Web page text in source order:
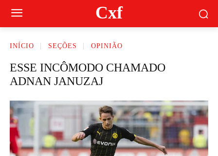
Cxf
INÍCIO SEÇÕES OPINIÃO
ESSE INCÔMODO CHAMADO
ADNAN JANUZAJ